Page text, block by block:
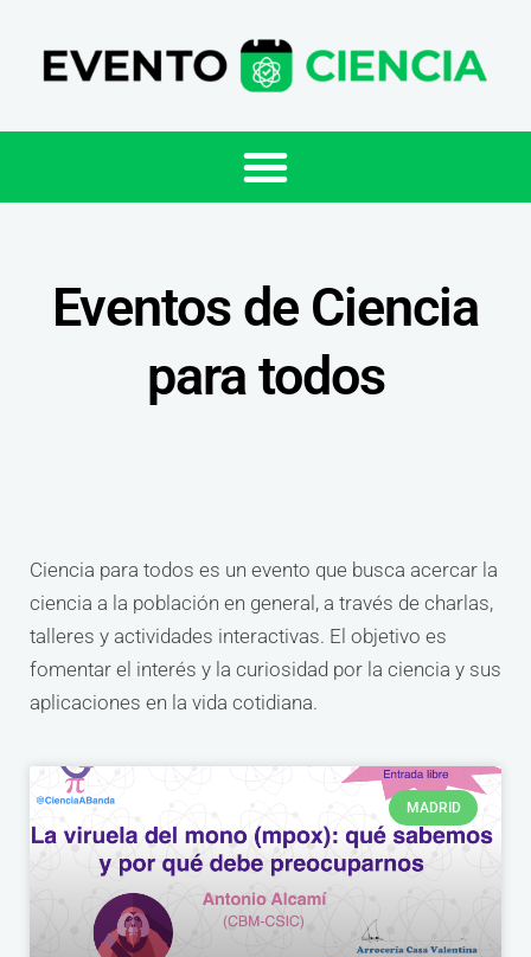
Eventos de Ciencia
para todos
Ciencia para todos es un evento que busca acercar la
ciencia a la población en general, a través de charlas,
talleres y actividades interactivas. El objetivo es
fomentar el interés y la curiosidad por la ciencia y sus
aplicaciones en la vida cotidiana.
MADRID